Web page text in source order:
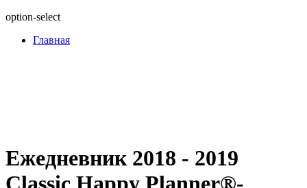
option-select
Главная
Ежедневник 2018 - 2019